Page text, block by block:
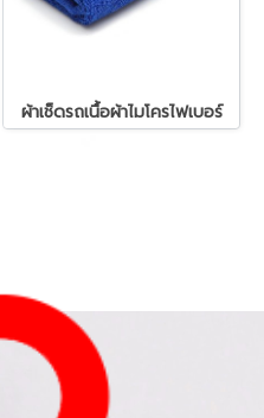
ผ้าเช็ดรถเนื้อผ้าไมโครไฟเบอร์